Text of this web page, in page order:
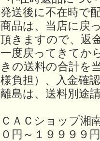
発送後に不在時で
商品は、当店に戻
頂きますので、返
一度戻ってきてか
きの送料の合計を
様負担）、入金確
離島は、送料別途
ＣＡＣショップ湘
０円～１９９９９